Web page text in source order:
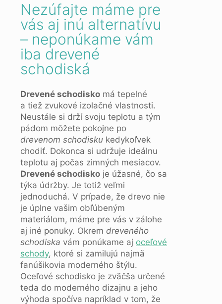
Nezúfajte máme pre
vás aj inú alternatívu
– neponúkame vám
iba drevené
schodiská
Drevené schodisko má tepelné
a tiež zvukové izolačné vlastnosti.
Neustále si drží svoju teplotu a tým
pádom môžete pokojne po
drevenom schodisku kedykoľvek
chodiť. Dokonca si udržuje ideálnu
teplotu aj počas zimných mesiacov.
Drevené schodisko je úžasné, čo sa
týka údržby. Je totiž veľmi
jednoduchá. V prípade, že drevo nie
je úplne vašim obľúbeným
materiálom, máme pre vás v zálohe
aj iné ponuky. Okrem dreveného
schodiska vám ponúkame aj oceľové
schody, ktoré si zamilujú najmä
fanúšikovia moderného štýlu.
Oceľové schodisko je zväčša určené
teda do moderného dizajnu a jeho
výhoda spočíva napríklad v tom, že